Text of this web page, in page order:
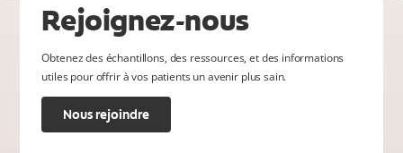
Rejoignez-nous
Obtenez des échantillons, des ressources, et des informations
utiles pour offrir à vos patients un avenir plus sain.
Nous rejoindre